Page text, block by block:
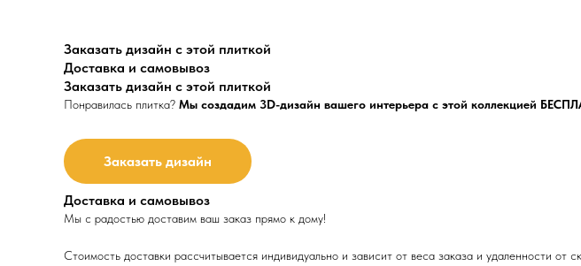
Заказать дизайн с этой плиткой
Доставка и самовывоз
Заказать дизайн с этой плиткой
Понравилась плитка? Мы создадим 3D-дизайн вашего интерьера с этой коллекцией
Заказать дизайн
Доставка и самовывоз
Мы с радостью доставим ваш заказ прямо к дому!
Стоимость доставки рассчитывается индивидуально и зависит от веса заказа и удаленности от